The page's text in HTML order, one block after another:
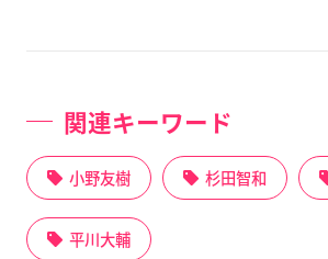
関連キーワード
小野友樹 杉田智和
平川大輔